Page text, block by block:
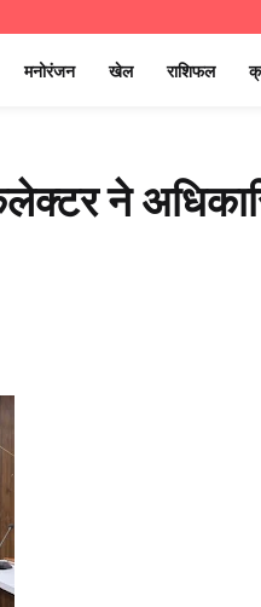
मनोरंजन खेल राशिफल
ने